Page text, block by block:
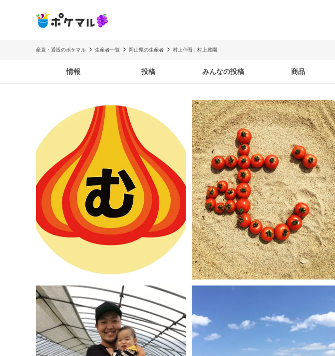
産直・通販のポケマル 生産者一覧 岡山県の生産者 村上伸吾 | 村上農園
情報 投稿 みんなの投稿 商品